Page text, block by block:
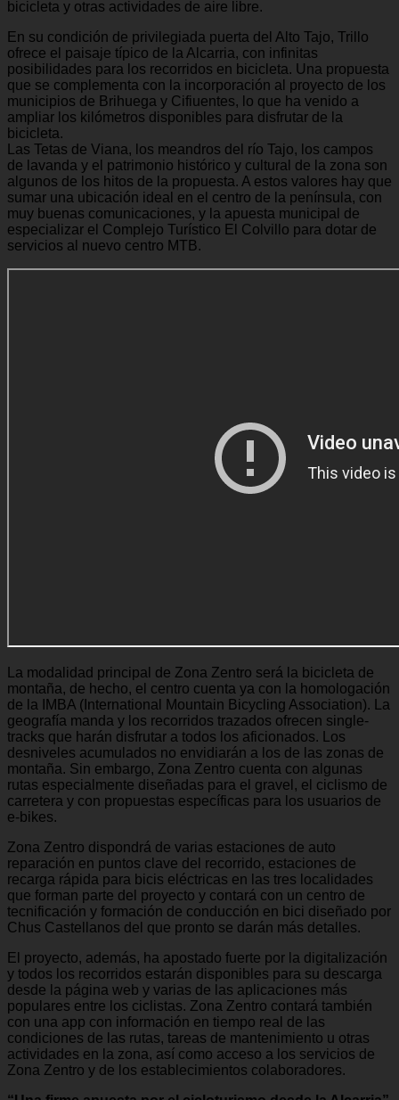
bicicleta y otras actividades de aire libre.
En su condición de privilegiada puerta del Alto Tajo, Trillo
ofrece el paisaje típico de la Alcarria, con infinitas
posibilidades para los recorridos en bicicleta. Una propuesta
que se complementa con la incorporación al proyecto de los
municipios de Brihuega y Cifiuentes, lo que ha venido a
ampliar los kilómetros disponibles para disfrutar de la
bicicleta.
Las Tetas de Viana, los meandros del río Tajo, los campos
de lavanda y el patrimonio histórico y cultural de la zona son
algunos de los hitos de la propuesta. A estos valores hay que
sumar una ubicación ideal en el centro de la península, con
muy buenas comunicaciones, y la apuesta municipal de
especializar el Complejo Turístico El Colvillo para dotar de
servicios al nuevo centro MTB.
La modalidad principal de Zona Zentro será la bicicleta de
montaña, de hecho, el centro cuenta ya con la homologación
de la IMBA (International Mountain Bicycling Association). La
geografía manda y los recorridos trazados ofrecen single-
tracks que harán disfrutar a todos los aficionados. Los
desniveles acumulados no envidiarán a los de las zonas de
montaña. Sin embargo, Zona Zentro cuenta con algunas
rutas especialmente diseñadas para el gravel, el ciclismo de
carretera y con propuestas específicas para los usuarios de
e-bikes.
Zona Zentro dispondrá de varias estaciones de auto
reparación en puntos clave del recorrido, estaciones de
recarga rápida para bicis eléctricas en las tres localidades
que forman parte del proyecto y contará con un centro de
tecnificación y formación de conducción en bici diseñado por
Chus Castellanos del que pronto se darán más detalles.
El proyecto, además, ha apostado fuerte por la digitalización
y todos los recorridos estarán disponibles para su descarga
desde la página web y varias de las aplicaciones más
populares entre los ciclistas. Zona Zentro contará también
con una app con información en tiempo real de las
condiciones de las rutas, tareas de mantenimiento u otras
actividades en la zona, así como acceso a los servicios de
Zona Zentro y de los establecimientos colaboradores.